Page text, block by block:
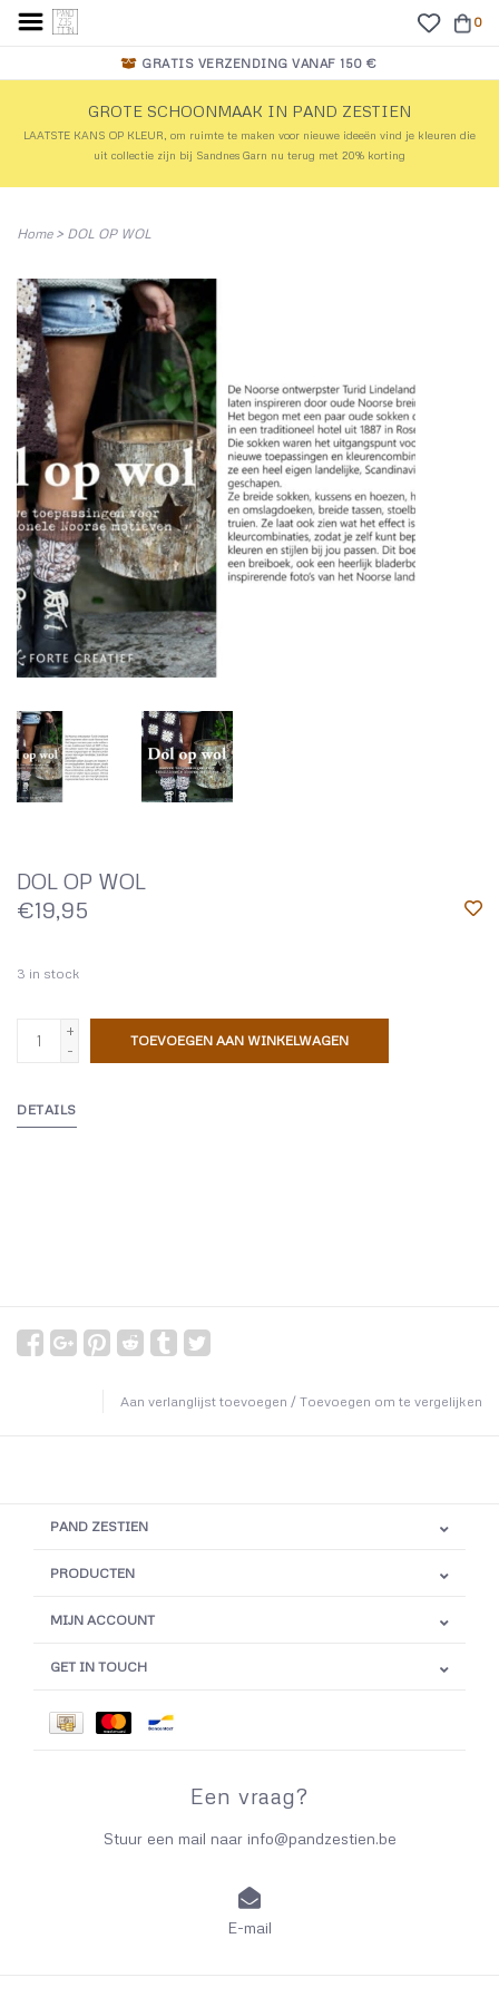
0
GRATIS VERZENDING VANAF 150 €
GROTE SCHOONMAAK IN PAND ZESTIEN
LAATSTE KANS OP KLEUR, om ruimte te maken voor nieuwe ideeën vind je kleuren die
uit collectie zijn bij Sandnes Garn nu terug met 20% korting
Home> DOL OP WOL
DOL OP WOL
€19,95
3 in stock
+
-
TOEVOEGEN AAN WINKELWAGEN
DETAILS
Aan verlanglijst toevoegen / Toevoegen om te vergelijken
PAND ZESTIEN
PRODUCTEN
MIJN ACCOUNT
GET IN TOUCH
Een vraag?
Stuur een mail naar info@pandzestien.be
E-mail